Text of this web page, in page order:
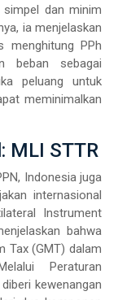
simpel dan minim
ia menjelaskan
menghitung PPh
beban sebagai
peluang untuk
meminimalkan
MLI STTR
Indonesia juga
internasional
Instrument
bahwa
Tax (GMT) dalam
Peraturan
kewenangan